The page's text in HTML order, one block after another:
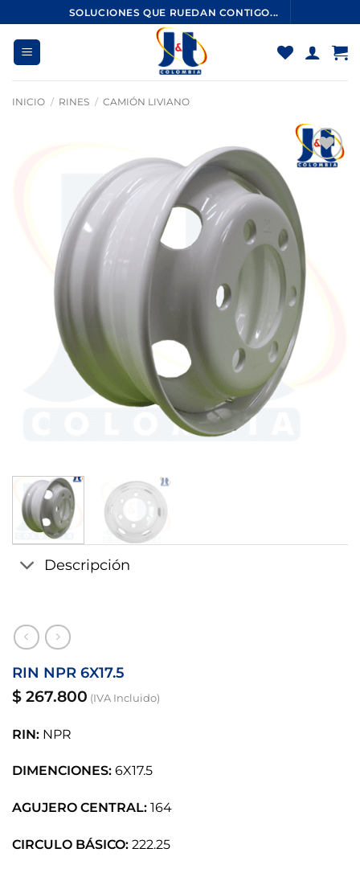
al
contenido
SOLUCIONES QUE RUEDAN CONTIGO...
INICIO / RINES / CAMIÓN LIVIANO
deseos
Descripción
RIN NPR 6X17.5
$ 267.800 (IVA Incluido)
RIN: NPR
DIMENCIONES: 6X17.5
AGUJERO CENTRAL: 164
CIRCULO BÁSICO: 222.25